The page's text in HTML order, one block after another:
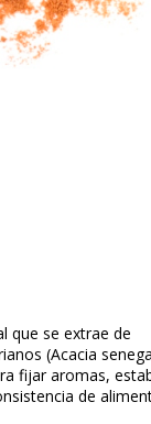
que se extrae de
(Acacia
fijar aromas,
de